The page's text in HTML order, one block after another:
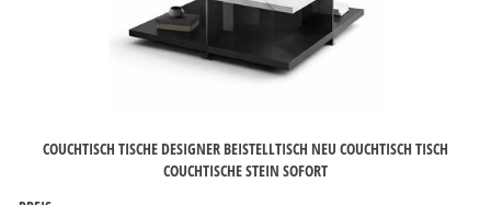
COUCHTISCH TISCHE DESIGNER BEISTELLTISCH NEU COUCHTISCH TISCH
COUCHTISCHE STEIN SOFORT